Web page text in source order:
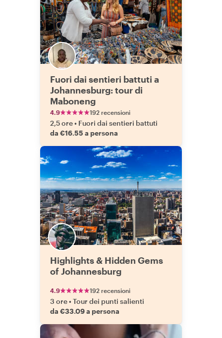
Fuori dai sentieri battuti a
Johannesburg: tour di
Maboneng
4.9 192 recensioni
2,5 ore• Fuori dai sentieri battuti
da €16.55 a persona
Highlights & Hidden Gems
of Johannesburg
4.9 192 recensioni
3 ore•Tour dei punti salienti
da €33.09 a persona